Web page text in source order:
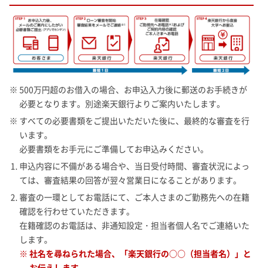
※ 500万円超のお借入の場合、お申込入力後に郵送のお手続きが
必要となります。別途楽天銀行よりご案内いたします。
※ すべての必要書類をご提出いただいた後に、最終的な審査を行
います。
必要書類をお手元にご準備してお申込みください。
1. 申込内容に不備がある場合や、当日受付時間、審査状況によっ
ては、審査結果の回答が翌々営業日になることがあります。
2. 審査の一環としてお電話にて、ご本人さまのご勤務先への在籍
確認を行わせていただきます。
在籍確認のお電話は、非通知設定・担当者個人名でご連絡いた
します。
※ 社名を尋ねられた場合、「楽天銀行の○○（担当者名）」と